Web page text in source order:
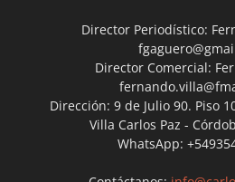
Director Periodístico:
Director Comercial:
Dirección: 9 de Julio 90. Piso
Villa Carlos Paz -
WhatsApp: